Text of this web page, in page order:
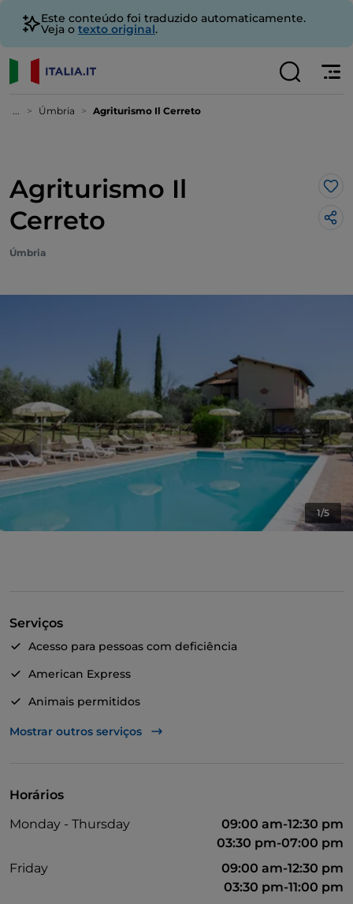
Este conteúdo foi traduzido automaticamente.
Veja o texto original.
... Úmbria Agriturismo Il Cerreto
Agriturismo Il
Cerreto
Úmbria
1/5
Serviços
Acesso para pessoas com deficiência
American Express
Animais permitidos
Takeaway
Menu infantil
Mostrar outros serviços
Horários
Monday - Thursday
09:00 am-12:30 pm
03:30 pm-07:00 pm
Friday
09:00 am-12:30 pm
03:30 pm-11:00 pm